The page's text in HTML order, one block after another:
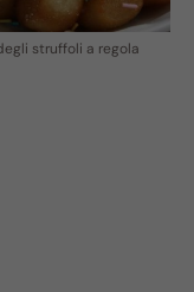
struffoli a regola